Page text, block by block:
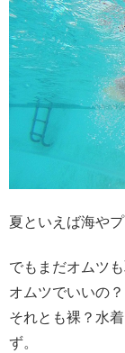
夏といえば海や
でもまだオムツ
オムツでいいの？
それとも裸？水
ず。